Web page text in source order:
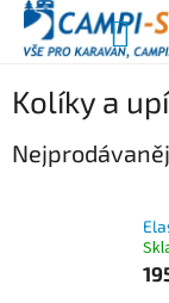
Přejít
obsah
Kolíky a